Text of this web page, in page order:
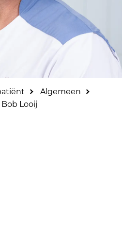
Algemeen
Bob Looij